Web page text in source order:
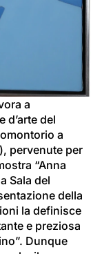
a
d’arte del
a
pervenute per
“Anna
Sala del
della
la definisce
e preziosa
Dunque